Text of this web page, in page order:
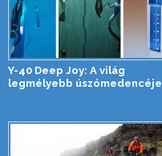
Y-40 Deep Joy: A világ
legmélyebb úszómedencéje